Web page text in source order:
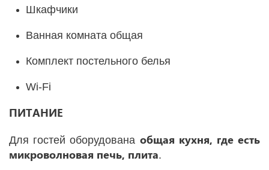
Шкафчики
Ванная комната общая
Комплект постельного белья
Wi-Fi
ПИТАНИЕ
Для гостей оборудована общая кухня, где есть
микроволновая печь, плита.